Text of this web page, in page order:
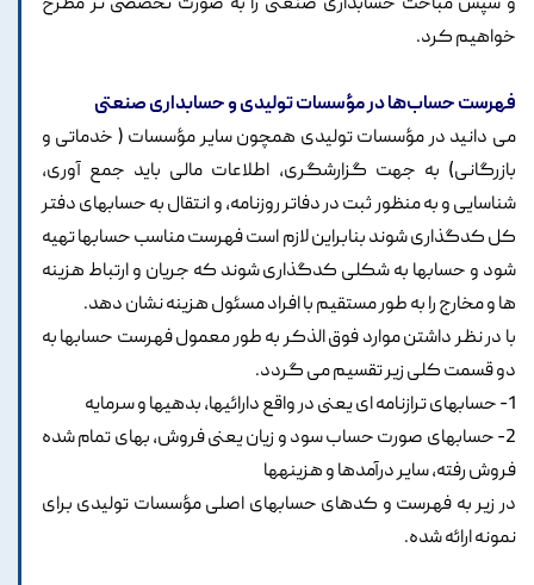
خواهیم کرد.
فهرست حساب‌ها در مؤسسات تولیدی و حسابداری صنعتی
می دانید در مؤسسات تولیدی همچون سایر مؤسسات ( خدماتی و
بازرگانی) به جهت گزارشگری، اطلاعات مالی باید جمع آوری،
شناسایی و به منظور ثبت در دفاتر روزنامه، و انتقال به حسابهای دفتر
کل کدگذاری شوند بنابراین لازم است فهرست مناسب حسابها تهیه
شود و حسابها به شکلی کدگذاری شوند که جریان و ارتباط هزینه
ها و مخارج را به طور مستقیم با افراد مسئول هزینه نشان دهد.
با در نظر داشتن موارد فوق الذکر به طور معمول فهرست حسابها به
دو قسمت کلی زیر تقسیم می گردد.
1- حسابهای ترازنامه ای یعنی در واقع دارائیها، بدهیها و سرمایه
2- حسابهای صورت حساب سود و زیان یعنی فروش، بهای تمام شده
فروش رفته، سایر درآمدها و هزینهها
در زیر به فهرست و کدهای حسابهای اصلی مؤسسات تولیدی برای
نمونه ارائه شده.